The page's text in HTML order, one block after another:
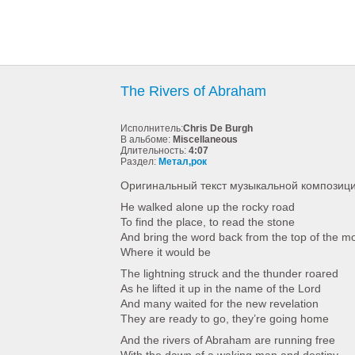
The Rivers of Abraham
Исполнитель:Chris De Burgh
В альбоме: Miscellaneous
Длительность: 4:07
Раздел: Метал,рок
Оригинальный текст музыкальной
He walked alone up the rocky road
To find the place, to read the stone
And bring the word back from the top of the
Where it would be
The lightning struck and the thunder roared
As he lifted it up in the name of the Lord
And many waited for the new revelation
They are ready to go, they’re going home
And the rivers of Abraham are running free